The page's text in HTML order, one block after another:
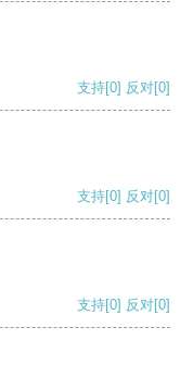
支持[0] 反对[0]
支持[0] 反对[0]
支持[0] 反对[0]